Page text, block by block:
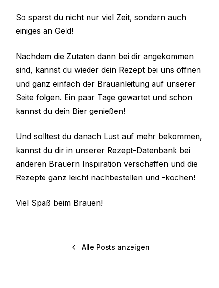
So sparst du nicht nur viel Zeit, sondern auch
einiges an Geld!
Nachdem die Zutaten dann bei dir angekommen
sind, kannst du wieder dein Rezept bei uns öffnen
und ganz einfach der Brauanleitung auf unserer
Seite folgen. Ein paar Tage gewartet und schon
kannst du dein Bier genießen!
Und solltest du danach Lust auf mehr bekommen,
kannst du dir in unserer Rezept-Datenbank bei
anderen Brauern Inspiration verschaffen und die
Rezepte ganz leicht nachbestellen und -kochen!
Viel Spaß beim Brauen!
Alle Posts anzeigen